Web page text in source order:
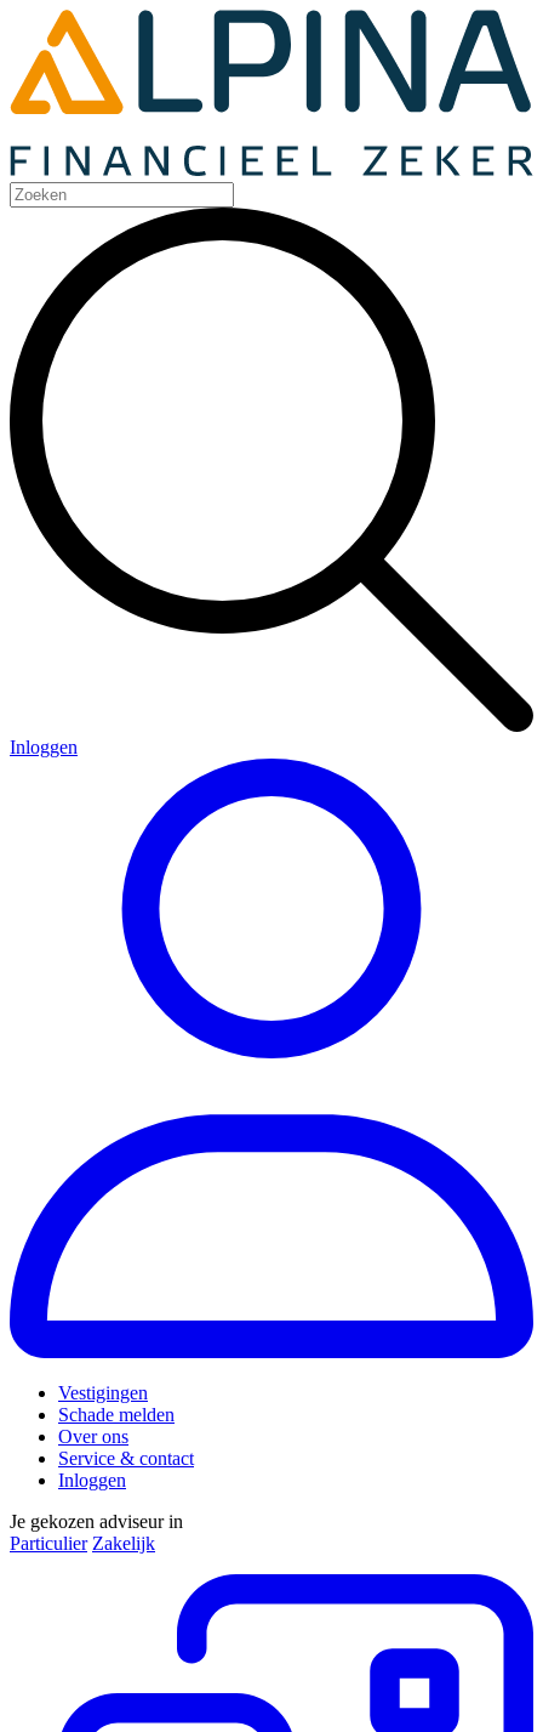
Inloggen
Vestigingen
Schade melden
Over ons
Service & contact
Inloggen
Je gekozen adviseur in
Particulier Zakelijk